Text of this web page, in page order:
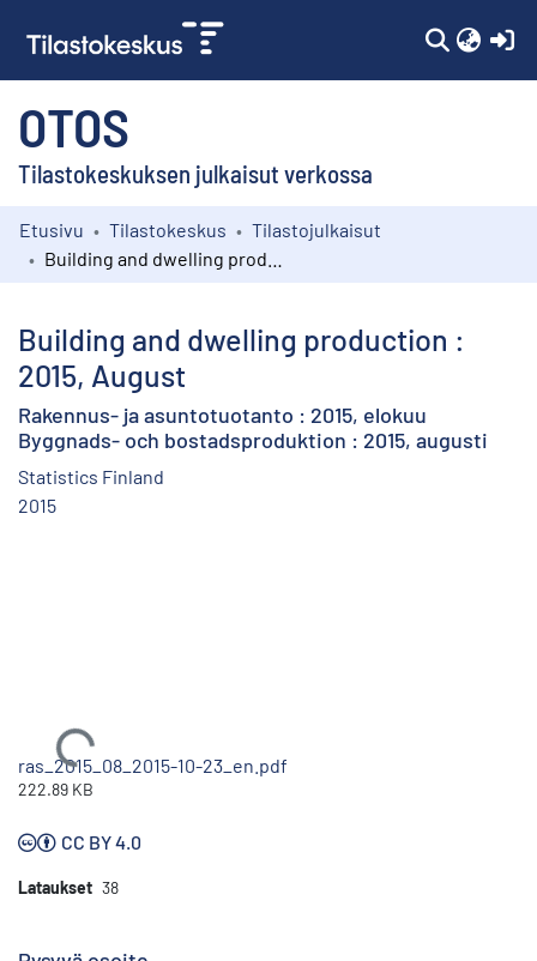
OTOS
Tilastokeskuksen julkaisut verkossa
Kokoelmat
Etusivu Tilastokeskus
Tilastojulkaisut
Building and dwelling production :
2015, August
Rakennus- ja asuntotuotanto : 2015, elokuu
Byggnads- och bostadsproduktion : 2015, augusti
Statistics Finland
2015
Ladataan...
ras_2015_08_2015-10-23_en.pdf
222.89 KB
CC BY 4.0
Lataukset 38